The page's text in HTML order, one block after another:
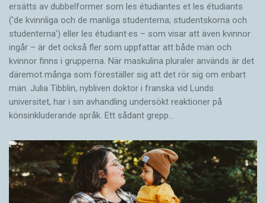
ersätts av dubbel­former som les étudiantes et les étudiants
(’de kvinnliga och de manliga studenterna; studentskorna och
studenterna’) eller les étudiant·es – som visar att även kvinnor
ingår – är det också fler som uppfattar att både män och
kvinnor finns i grupperna. När maskulina pluraler används är det
där­emot många som föreställer sig att det rör sig om enbart
män. Julia Tibblin, nybliven doktor i franska vid Lunds
universitet, har i sin avhandling undersökt reaktioner på
könsinkluderande språk. Ett sådant grepp…